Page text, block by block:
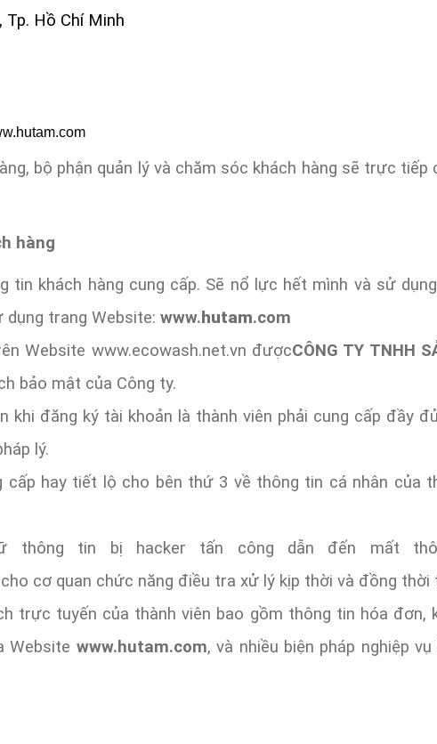
Tp. Hồ Chí Minh
bộ phận quản lý và chăm sóc khách hàng sẽ trực
hàng
tin khách hàng cung cấp. Sẽ nổ lực hết mình và sử
trang Website: www. hutam.com
Website www.ecowash.net.vn đượcCÔNG TY TNHH
bảo mật của Công ty.
khi đăng ký tài khoản là thành viên phải cung cấp đầy
lý.
cấp hay tiết lộ cho bên thứ 3 về thông tin cá nhân của
thông tin bị hacker tấn công dẫn đến mất
cơ quan chức năng điều tra xử lý kịp thời và đồng thời
trực tuyến của thành viên bao gồm thông tin hóa
Website www.hutam.com, và nhiều biện pháp nghiệp